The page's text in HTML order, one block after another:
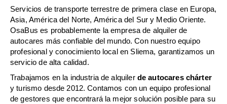
Servicios de transporte terrestre de primera clase en Europa,
Asia, América del Norte, América del Sur y Medio Oriente.
OsaBus es probablemente la empresa de alquiler de
autocares más confiable del mundo. Con nuestro equipo
profesional y conocimiento local en Sliema, garantizamos un
servicio de alta calidad.
Trabajamos en la industria de alquiler de autocares chárter
y turismo desde 2012. Contamos con un equipo profesional
de gestores que encontrará la mejor solución posible para su